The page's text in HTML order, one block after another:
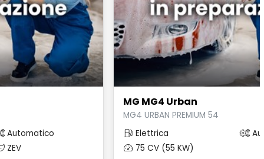
Automatico
ZEV
MG MG4 Urban
MG4 URBAN PREMIUM 54
Elettrica
75 CV (55 KW)